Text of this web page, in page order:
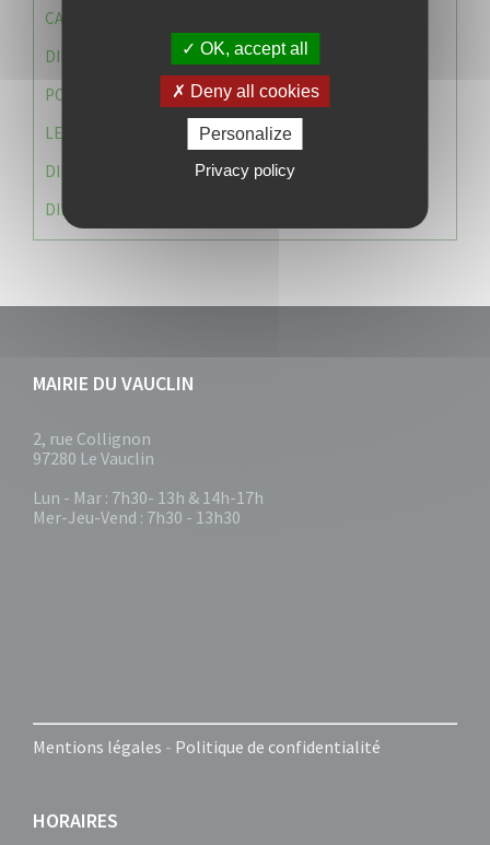
CAISSE DES ÉCOLES
DIRECTION DES SERVICES TECHNIQUES
POLICE MUNICIPALE
LE CABINET DU MAIRE
DIRECTION DES RESSOURCES ET MOYENS
DIRECTION DU DEVELLOPPEMENT URBAIN DURABL
MAIRIE DU VAUCLIN
2, rue Collignon
97280 Le Vauclin
Lun - Mar : 7h30- 13h & 14h-17h
Mer-Jeu-Vend : 7h30 - 13h30
Mentions légales - Politique de confidentialité
HORAIRES
OK, accept all
Deny all cookies
Personalize
Privacy policy